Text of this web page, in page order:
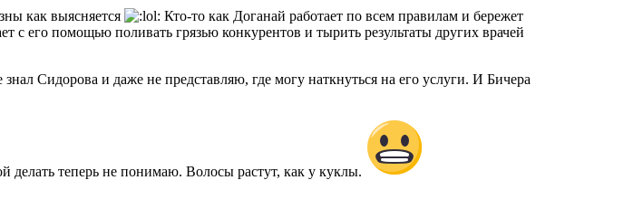
как выясняется
Кто-то как Доганай работает по всем правилам и бережет
с его помощью поливать грязью конкурентов и тырить результаты других врачей
Сидорова и даже не представляю, где могу наткнуться на его услуги. И Бичера
делать теперь не понимаю. Волосы растут, как у куклы.